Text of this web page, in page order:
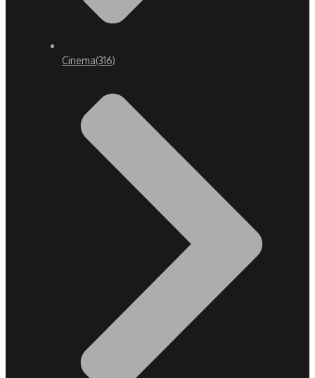
Cinema(316)